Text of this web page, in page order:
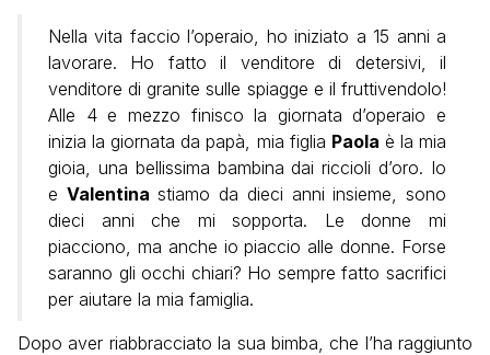
Nella vita faccio l’operaio, ho iniziato a 15 anni a
lavorare. Ho fatto il venditore di detersivi, il
venditore di granite sulle spiagge e il fruttivendolo!
Alle 4 e mezzo finisco la giornata d’operaio e
inizia la giornata da papà, mia figlia Paola è la mia
gioia, una bellissima bambina dai riccioli d’oro. Io
e Valentina stiamo da dieci anni insieme, sono
dieci anni che mi sopporta. Le donne mi
piacciono, ma anche io piaccio alle donne. Forse
saranno gli occhi chiari? Ho sempre fatto sacrifici
per aiutare la mia famiglia.
Dopo aver riabbracciato la sua bimba, che l’ha raggiunto